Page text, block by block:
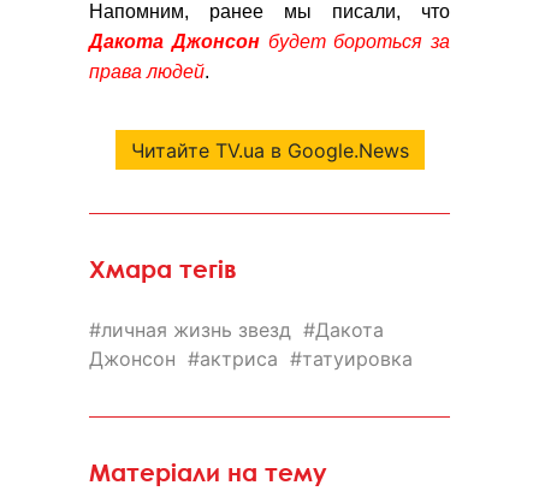
Напомним, ранее мы писали, что
Дакота Джонсонбудет бороться за
права людей.
Читайте TV.ua в Google.News
Хмара тегів
личная жизнь звезд
Дакота
Джонсон
актриса татуировка
Матеріали на тему